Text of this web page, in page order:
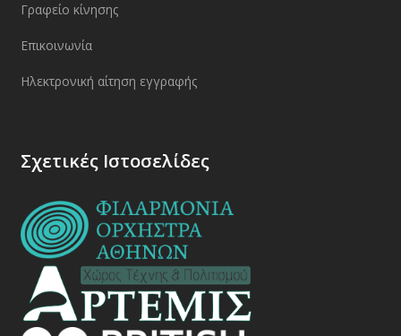
Γραφείο κίνησης
Επικοινωνία
Ηλεκτρονική αίτηση εγγραφής
Σχετικές Ιστοσελίδες